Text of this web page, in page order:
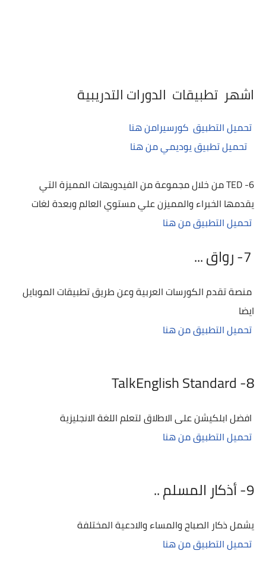
اشهر تطبيقات الدورات التدريبية
تحميل التطبيق كورسيرامن هنا
تحميل تطبيق يوديمي من هنا
6- TED من خلال مجموعة من الفيدويهات المميزة التي
يقدمها الخبراء والمميزن علي مستوي العالم وبعدة لغات
تحميل التطبيق من هنا
منصة تقدم الكورسات العربية وعن طريق تطبيقات الموبايل
ايضا
تحميل التطبيق من هنا
8-
TalkEnglish Standard
افضل ابلكيشن على الاطﻻق لتعلم اللغة الانجليزية
تحميل التطبيق من هنا
9- أذكار المسلم ..
يشمل ذكار الصباح والمساء والادعية المختلفة
تحميل التطبيق من هنا